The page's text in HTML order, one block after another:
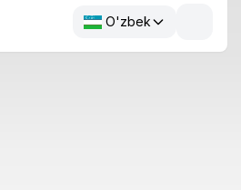
O'zbek